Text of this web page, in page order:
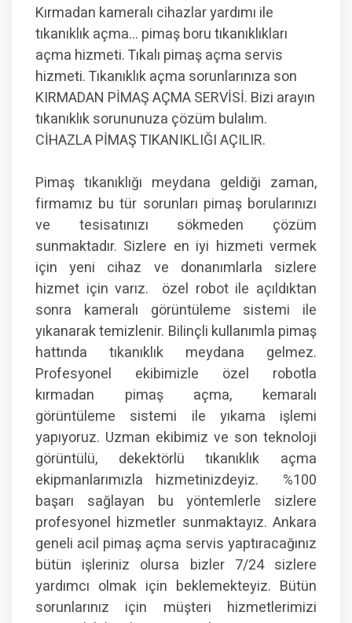
Kırmadan kameralı cihazlar yardımı ile
tıkanıklık açma… pimaş boru tıkanıklıkları
açma hizmeti. Tıkalı pimaş açma servis
hizmeti. Tıkanıklık açma sorunlarınıza son
KIRMADAN PİMAŞ AÇMA SERVİSİ. Bizi arayın
tıkanıklık sorununuza çözüm bulalım.
CİHAZLA PİMAŞ TIKANIKLIĞI AÇILIR.
Pimaş tıkanıklığı meydana geldiği zaman,
firmamız bu tür sorunları pimaş borularınızı
ve tesisatınızı sökmeden çözüm
sunmaktadır. Sizlere en iyi hizmeti vermek
için yeni cihaz ve donanımlarla sizlere
hizmet için varız. özel robot ile açıldıktan
sonra kameralı görüntüleme sistemi ile
yıkanarak temizlenir. Bilinçli kullanımla pimaş
hattında tıkanıklık meydana gelmez.
Profesyonel ekibimizle özel robotla
kırmadan pimaş açma, kemaralı
görüntüleme sistemi ile yıkama işlemi
yapıyoruz. Uzman ekibimiz ve son teknoloji
görüntülü, dekektörlü tıkanıklık açma
ekipmanlarımızla hizmetinizdeyiz. %100
başarı sağlayan bu yöntemlerle sizlere
profesyonel hizmetler sunmaktayız. Ankara
geneli acil pimaş açma servis yaptıracağınız
bütün işleriniz olursa bizler 7/24 sizlere
yardımcı olmak için beklemekteyiz. Bütün
sorunlarınız için müşteri hizmetlerimizi